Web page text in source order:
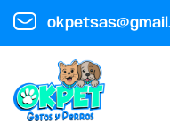
Home Productos